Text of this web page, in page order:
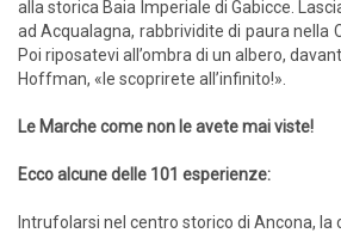
alla storica Baia Imperiale di Gabicce.
ad Acqualagna, rabbrividite di paura nella
Poi riposatevi all’ombra di un albero,
Hoffman, «le scoprirete all’infinito!».
Le Marche come non le avete mai viste!
Ecco alcune delle 101 esperienze:
Intrufolarsi nel centro storico di Ancona,